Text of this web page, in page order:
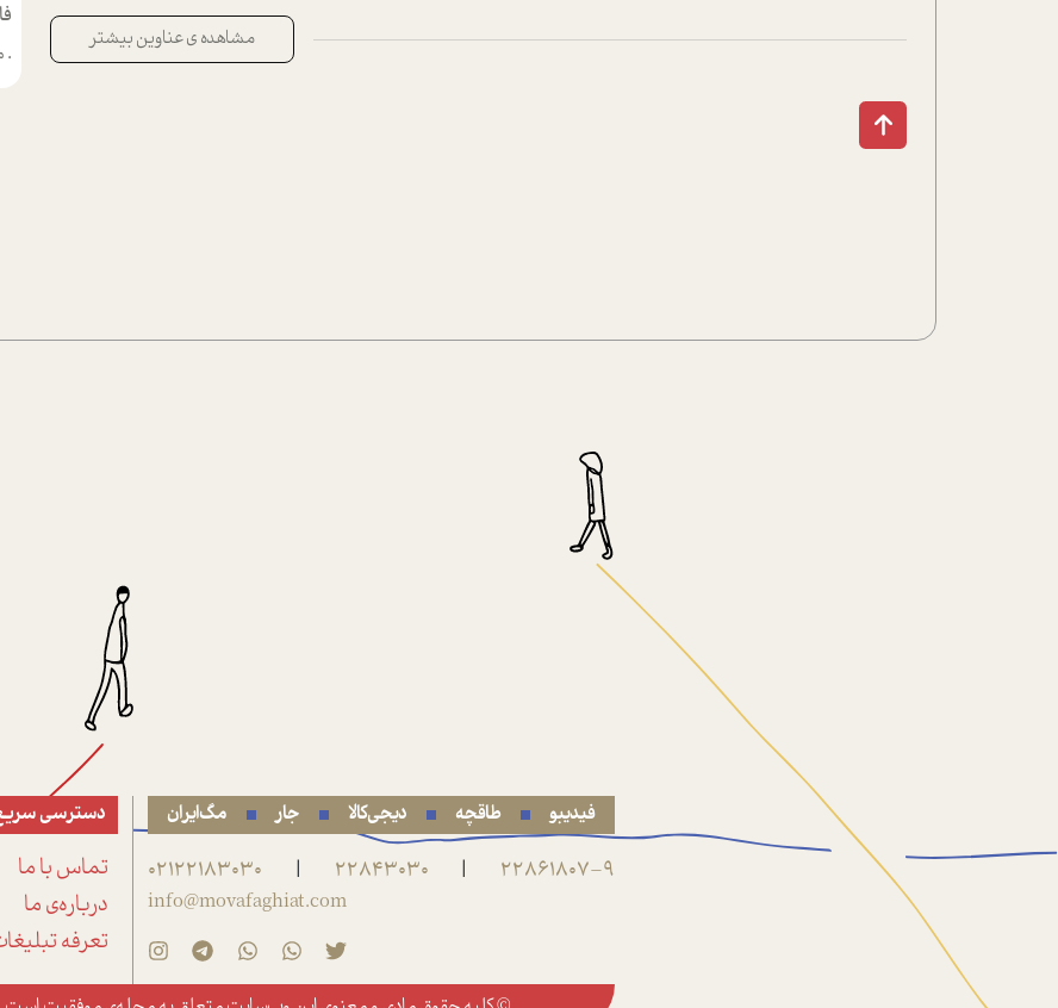
مشاهده ی عناوین بیشتر
.
فیدیبو طاقچه دیجی‌کالا جار مگ‌ایران
22861807-9
|
22843030
|
02122183030
info@movafaghiat.com
دسترسی
تماس با ما
درباره‌ی ما
تعرفه